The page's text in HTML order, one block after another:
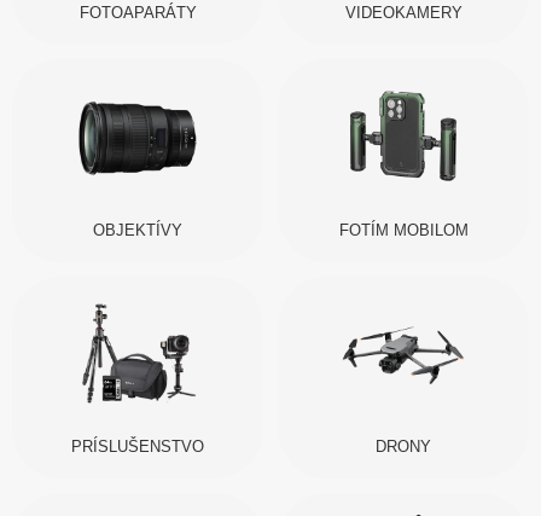
FOTOAPARÁTY VIDEOKAMERY
OBJEKTÍVY FOTÍM MOBILOM
PRÍSLUŠENSTVO DRONY